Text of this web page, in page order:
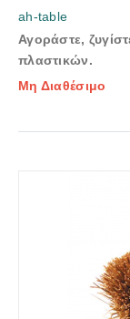
ah-table
Αγοράστε,
πλαστικών.
Μη Διαθέσιμο